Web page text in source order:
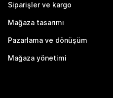
Siparişler ve kargo
Mağaza tasarımı
Pazarlama ve dönüşüm
Mağaza yönetimi